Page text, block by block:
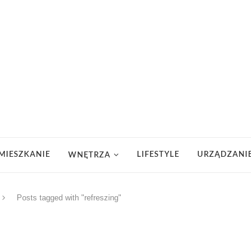
MIESZKANIE WNĘTRZA LIFESTYLE
Posts tagged with "refreszing"